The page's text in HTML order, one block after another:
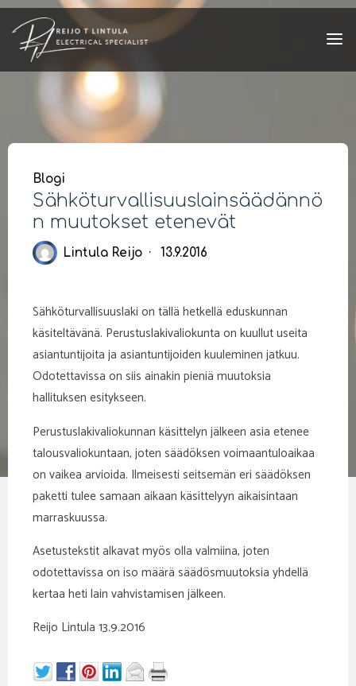
Skip
content
Blogi
Sähköturvallisuuslainsäädännö
n muutokset etenevät
Lintula Reijo 13.9.2016
Sähköturvallisuuslaki on tällä hetkellä eduskunnan
käsiteltävänä. Perustuslakivaliokunta on kuullut useita
asiantuntijoita ja asiantuntijoiden kuuleminen jatkuu.
Odotettavissa on siis ainakin pieniä muutoksia
hallituksen esitykseen.
Perustuslakivaliokunnan käsittelyn jälkeen asia etenee
talousvaliokuntaan, joten säädöksen voimaantuloaikaa
on vaikea arvioida. Ilmeisesti seitsemän eri säädöksen
paketti tulee samaan aikaan käsittelyyn aikaisintaan
marraskuussa.
Asetustekstit alkavat myös olla valmiina, joten
odotettavissa on iso määrä säädösmuutoksia yhdellä
kertaa heti lain vahvistamisen jälkeen.
Reijo Lintula 13.9.2016